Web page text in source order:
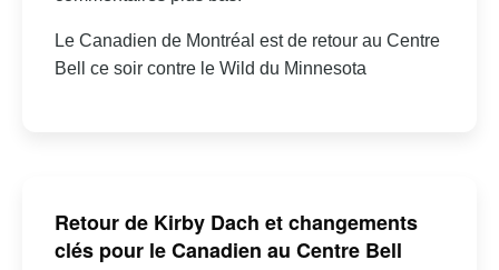
Le Canadien de Montréal est de retour au Centre
Bell ce soir contre le Wild du Minnesota
Retour de Kirby Dach et changements
clés pour le Canadien au Centre Bell